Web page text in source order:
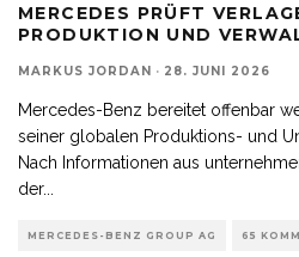
MERCEDES PRÜFT
PRODUKTION UND
MARKUS JORDAN · 28. JUNI 2026
Mercedes-Benz bereitet offenbar
seiner globalen Produktions- und
Nach Informationen aus
der...
MERCEDES-BENZ GROUP AG 65